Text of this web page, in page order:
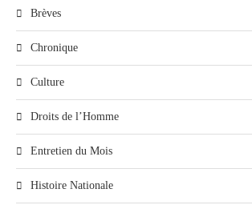
Brèves
Chronique
Culture
Droits de l’Homme
Entretien du Mois
Histoire Nationale